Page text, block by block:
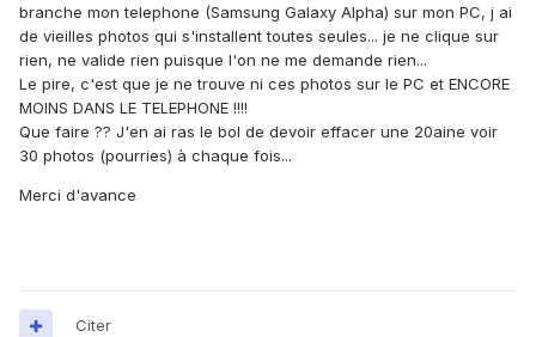
branche mon telephone (Samsung Galaxy Alpha) sur mon PC, j ai
de vieilles photos qui s'installent toutes seules... je ne clique sur
rien, ne valide rien puisque l'on ne me demande rien...
Le pire, c'est que je ne trouve ni ces photos sur le PC et ENCORE
MOINS DANS LE TELEPHONE !!!!
Que faire ?? J'en ai ras le bol de devoir effacer une 20aine voir
30 photos (pourries) à chaque fois...
Merci d'avance
Citer